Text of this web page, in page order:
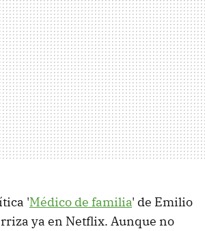
'Médico de familia' de Emilio
ya en Netflix. Aunque no